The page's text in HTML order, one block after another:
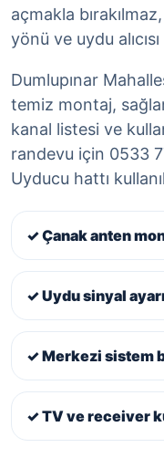
açmakla
yönü ve uydu
Dumlupınar
temiz montaj,
kanal listesi ve
randevu için 0533
Uyducu hattı
✓ Çanak anten
✓ Uydu sinyal ayarı
✓ Merkezi sistem
✓ TV ve receiver